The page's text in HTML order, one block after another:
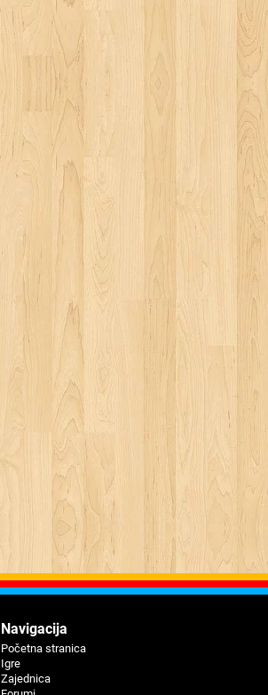
Navigaciјa
Početna stranica
Igre
Zajednica